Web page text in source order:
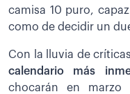
camisa 10 puro,
como de decidir un
Con la lluvia de
calendario más
chocarán en marzo